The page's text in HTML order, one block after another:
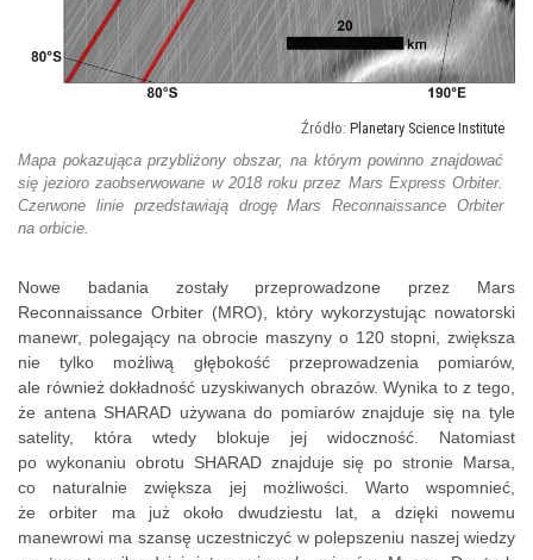
Planetary Science Institute
Mapa pokazująca przybliżony obszar, na którym powinno znajdować
się jezioro zaobserwowane w 2018 roku przez Mars Express Orbiter.
Czerwone linie przedstawiają drogę Mars Reconnaissance Orbiter
na orbicie.
Nowe badania zostały przeprowadzone przez Mars
Reconnaissance Orbiter (MRO), który wykorzystując nowatorski
manewr, polegający na obrocie maszyny o 120 stopni, zwiększa
nie tylko możliwą głębokość przeprowadzenia pomiarów,
ale również dokładność uzyskiwanych obrazów. Wynika to z tego,
że antena SHARAD używana do pomiarów znajduje się na tyle
satelity, która wtedy blokuje jej widoczność. Natomiast
po wykonaniu obrotu SHARAD znajduje się po stronie Marsa,
co naturalnie zwiększa jej możliwości. Warto wspomnieć,
że orbiter ma już około dwudziestu lat, a dzięki nowemu
manewrowi ma szansę uczestniczyć w polepszeniu naszej wiedzy